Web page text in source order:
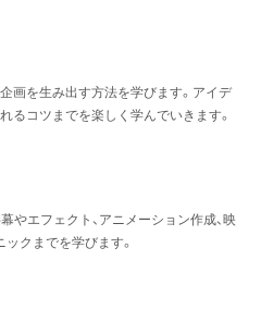
画を生み出す方法を学びます。アイデ
るコツまでを楽しく学んでいきます。
やエフェクト、アニメーション作成、映
クまでを学びます。